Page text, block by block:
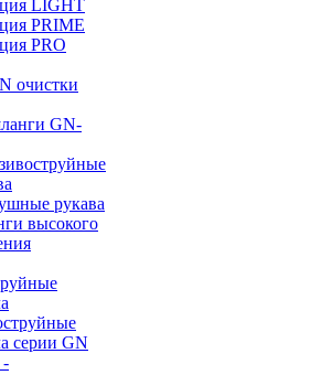
LIGHT
PRIME
PRO
очистки
GN-
рукава
высокого
серии GN
-